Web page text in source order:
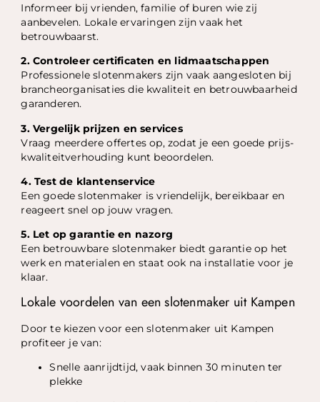
Informeer bij vrienden, familie of buren wie zij
aanbevelen. Lokale ervaringen zijn vaak het
betrouwbaarst.
2. Controleer certificaten en lidmaatschappen
Professionele slotenmakers zijn vaak aangesloten bij
brancheorganisaties die kwaliteit en betrouwbaarheid
garanderen.
3. Vergelijk prijzen en services
Vraag meerdere offertes op, zodat je een goede prijs-
kwaliteitverhouding kunt beoordelen.
4. Test de klantenservice
Een goede slotenmaker is vriendelijk, bereikbaar en
reageert snel op jouw vragen.
5. Let op garantie en nazorg
Een betrouwbare slotenmaker biedt garantie op het
werk en materialen en staat ook na installatie voor je
klaar.
Lokale voordelen van een slotenmaker uit Kampen
Door te kiezen voor een slotenmaker uit Kampen
profiteer je van:
Snelle aanrijdtijd, vaak binnen 30 minuten ter
plekke